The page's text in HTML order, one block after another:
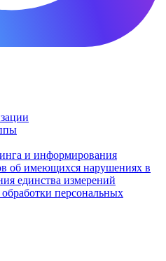
и информирования
об имеющихся нарушениях в
единства измерений
персональных